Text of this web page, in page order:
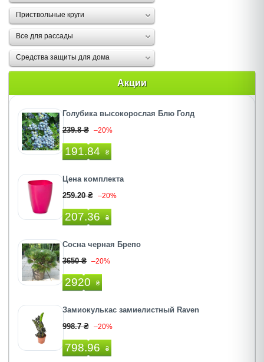
Приствольные круги
Все для рассады
Средства защиты для дома
Акции
Голубика высокорослая Блю Голд
239.8 ₴ –20%
191.84 ₴
Цена комплекта
259.20 ₴ –20%
207.36 ₴
Сосна черная Брепо
3650 ₴ –20%
2920 ₴
Замиокулькас замиелистный Raven
998.7 ₴ –20%
798.96 ₴